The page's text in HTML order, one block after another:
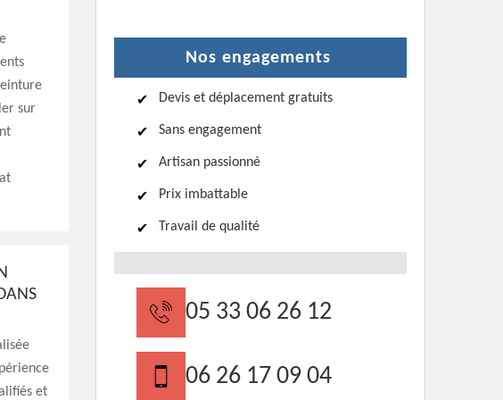
sur
et
Nos engagements
Devis et déplacement gratuits
Sans engagement
Artisan passionné
Prix imbattable
Travail de qualité
05 33 06 26 12
06 26 17 09 04